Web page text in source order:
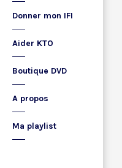
Donner mon IFI
Aider KTO
Boutique DVD
A propos
Ma playlist